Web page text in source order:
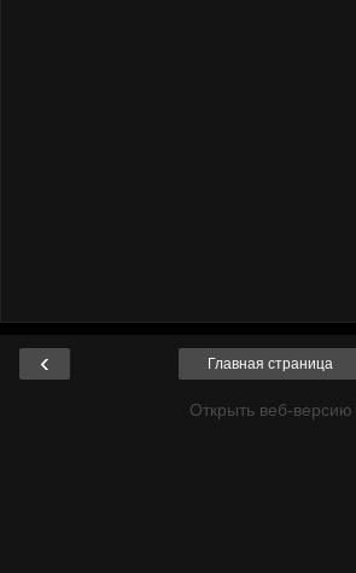
‹ Главная страница
Открыть веб-версию